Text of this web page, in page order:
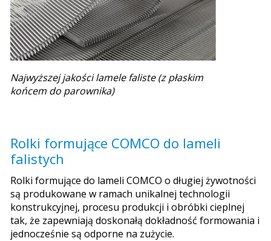
Najwyższej jakości lamele faliste (z płaskim
końcem do parownika)
Rolki formujące COMCO do lameli
falistych
Rolki formujące do lameli COMCO o długiej żywotności
są produkowane w ramach unikalnej technologii
konstrukcyjnej, procesu produkcji i obróbki cieplnej
tak, że zapewniają doskonałą dokładność formowania i
jednocześnie są odporne na zużycie.